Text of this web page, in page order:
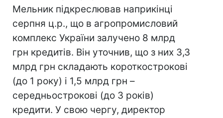
Мельник підкреслював наприкінці
серпня ц.р., що в агропромисловий
комплекс України залучено 8 млрд
грн кредитів. Він уточнив, що з них 3,3
млрд грн складають короткострокові
(до 1 року) і 1,5 млрд грн –
середньострокові (до 3 років)
кредити. У свою чергу, директор